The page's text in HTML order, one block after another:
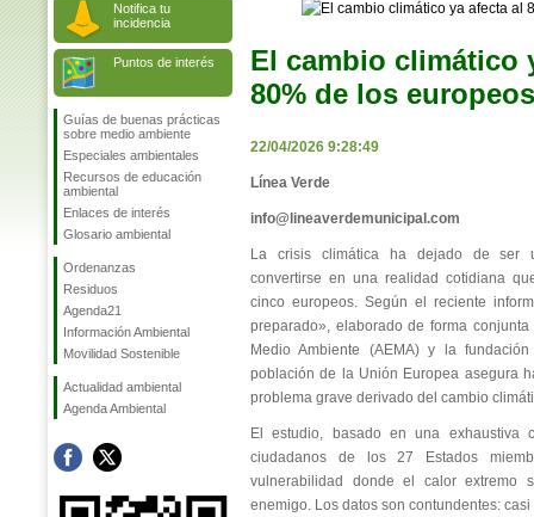
Notifica tu
incidencia
Puntos de interés
Guías de buenas prácticas
sobre medio ambiente
Especiales ambientales
Recursos de educación
ambiental
Enlaces de interés
Glosario ambiental
Ordenanzas
Residuos
Agenda21
Información Ambiental
Movilidad Sostenible
Actualidad ambiental
Agenda Ambiental
El cambio climático
80% de los europeos
22/04/2026 9:28:49
Línea Verde
info@lineaverdemunicipal.com
La crisis climática ha dejado de ser
convertirse en una realidad cotidiana
cinco europeos. Según el reciente
preparado», elaborado de forma
Medio Ambiente (AEMA) y la
población de la Unión Europea asegura
problema grave derivado del cambio
El estudio, basado en una exhaustiva
ciudadanos de los 27 Estados
vulnerabilidad donde el calor extremo
enemigo. Los datos son contundentes: